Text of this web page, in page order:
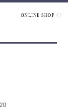
ONLINE SHOP